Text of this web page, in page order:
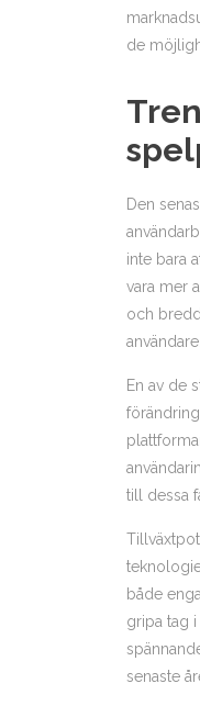
de
Den
inte bara
vara mer
och
användare.
En av de
till dessa
både
gripa tag
senaste